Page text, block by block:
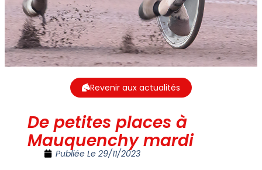
Revenir aux actualités
De petites places à
Mauquenchy mardi
Publiée Le 29/11/2023